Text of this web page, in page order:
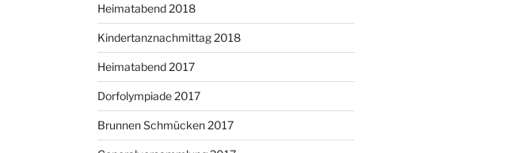
Heimatabend 2018
Kindertanznachmittag 2018
Heimatabend 2017
Dorfolympiade 2017
Brunnen Schmücken 2017